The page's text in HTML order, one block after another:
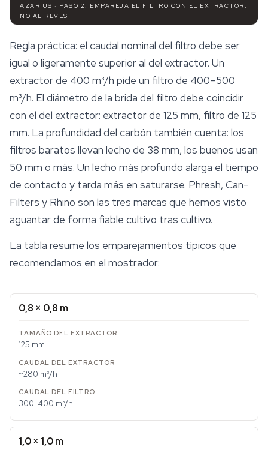
AZARIUS · PASO 2: EMPAREJA EL FILTRO CON EL EXTRACTOR,
NO AL REVÉS
Regla práctica: el caudal nominal del filtro debe ser
igual o ligeramente superioral del extractor. Un
extractor de 400 m³/h pide un filtro de 400–500
m³/h. El diámetro de la brida del filtro debe coincidir
con el del extractor: extractor de 125 mm, filtro de 125
mm. La profundidad del carbón también cuenta: los
filtros baratos llevan lecho de 38 mm, los buenos usan
50 mm o más. Un lecho más profundo alarga el tiempo
de contacto y tarda más en saturarse. Phresh, Can-
Filters y Rhino son las tres marcas que hemos visto
aguantar de forma fiable cultivo tras cultivo.
La tabla resume los emparejamientos típicos que
recomendamos en el mostrador:
0,8 × 0,8 m
125 mm
~280 m³/h
300–400 m³/h
1,0 × 1,0 m